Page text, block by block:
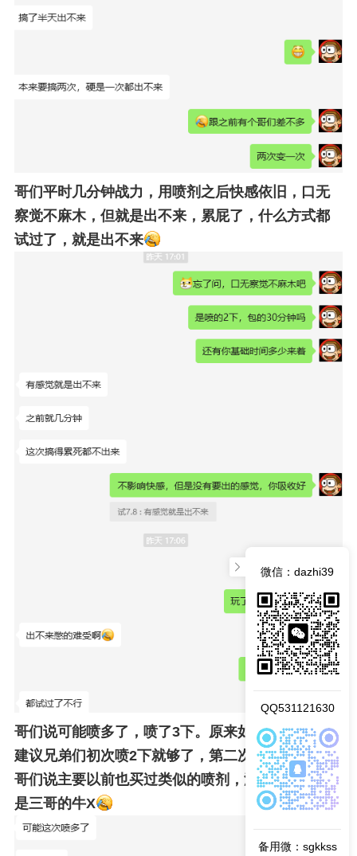
哥们平时几分钟战力，用喷剂之后快感依旧，口无
察觉不麻木，但就是出不来，累屁了，什么方式都
试过了，就是出不来
哥们说可能喷多了，喷了3下。原来如此，使用教程
建议兄弟们初次喷2下就够了，第二次再调整强弱。
哥们说主要以前也买过类似的喷剂，没啥效果，还
是三哥的牛X
微信：dazhi39
QQ531121630
备用微：sgkkss